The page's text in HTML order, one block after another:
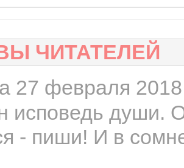
ЧИТАТЕЛЕЙ
27 февраля
исповедь души.
- пиши! И в